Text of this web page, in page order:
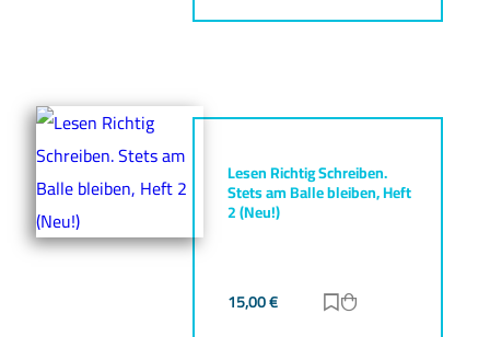
Lesen Richtig Schreiben.
Stets am Balle bleiben, Heft
2 (Neu!)
15,00€ Zur Merkliste